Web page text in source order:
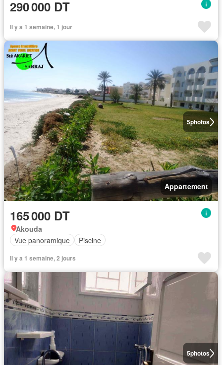
290 000 DT
Il y a 1 semaine, 1 jour
5photos
Appartement
165 000 DT
Akouda
Vue panoramique
Piscine
Il y a 1 semaine, 2 jours
5photos